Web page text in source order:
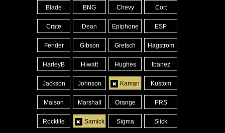
Blade BNG Chevy Cort
Crate Dean Epiphone ESP
Fender Gibson Gretsch Hagstrom
HarleyB Hiwatt Hughes Ibanez
Jackson Johnson Kaman Kustom
Maison Marshall Orange PRS
Rocktile Samick Sigma Slick